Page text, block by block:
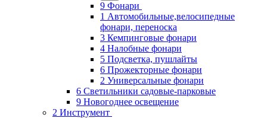
9 Фонари
1 Автомобильные,велосипедные
фонари, переноска
3 Кемпинговые фонари
4 Налобные фонари
5 Подсветка, пушлайты
6 Прожекторные фонари
2 Универсальные фонари
6 Светильники садовые-парковые
9 Новогоднее освещение
2 Инструмент